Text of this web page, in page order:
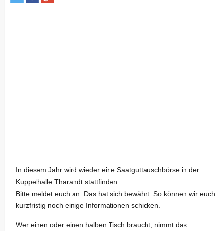
In diesem Jahr wird wieder eine Saatguttauschbörse in der
Kuppelhalle Tharandt stattfinden.
Bitte meldet euch an. Das hat sich bewährt. So können wir euch
kurzfristig noch einige Informationen schicken.
Wer einen oder einen halben Tisch braucht, nimmt das